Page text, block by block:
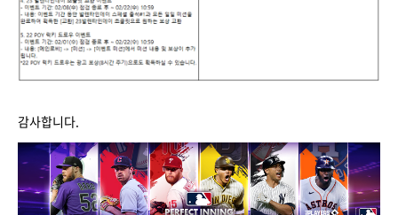
감사합니다.